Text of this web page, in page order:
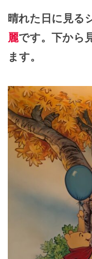
晴れた日に見る
麗です。下から
ます。